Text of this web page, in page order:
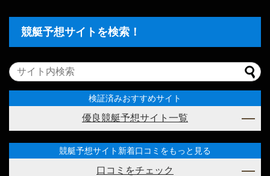
競艇予想サイトを検索！
検証済みおすすめサイト
優良競艇予想サイト一覧
競艇予想サイト新着口コミをもっと見る
口コミをチェック